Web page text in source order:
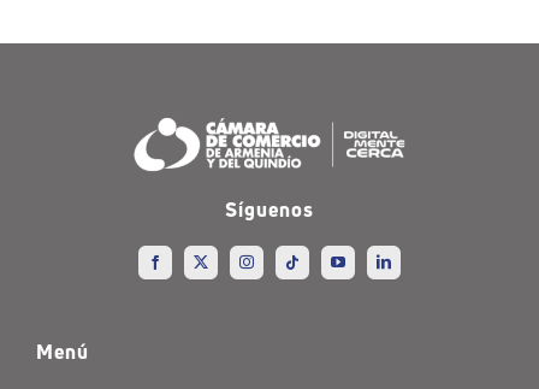
Síguenos
Menú